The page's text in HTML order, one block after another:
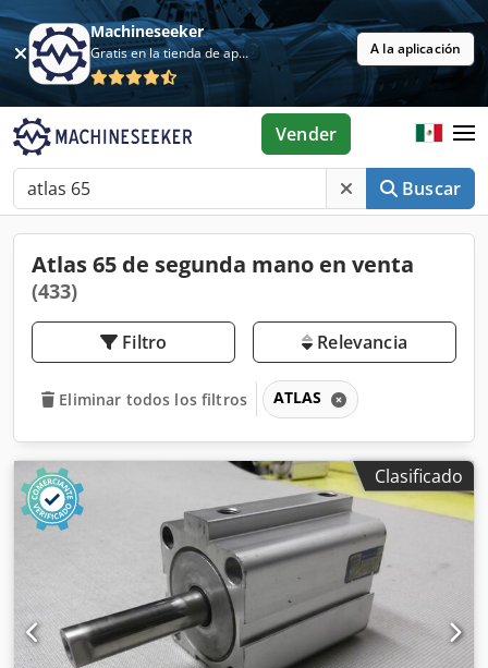
Machineseeker
Gratis en la tienda de aplicaciones A la aplicación
Buscar
Vender
Atlas 65 de segunda mano en venta
(433)
Filtro Relevancia
Eliminar todos los filtros ATLAS
Clasificado